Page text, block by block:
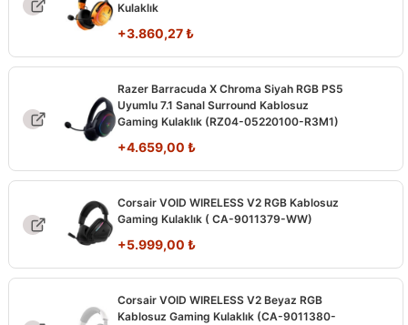
Kulaklık
+3.860,27₺
Razer Barracuda X Chroma Siyah RGB PS5
Uyumlu 7.1 Sanal Surround Kablosuz
Gaming Kulaklık (RZ04-05220100-R3M1)
+4.659,00 ₺
Corsair VOID WIRELESS V2 RGB Kablosuz
Gaming Kulaklık ( CA-9011379-WW)
+5.999,00 ₺
Corsair VOID WIRELESS V2 Beyaz RGB
Kablosuz Gaming Kulaklık (CA-9011380-